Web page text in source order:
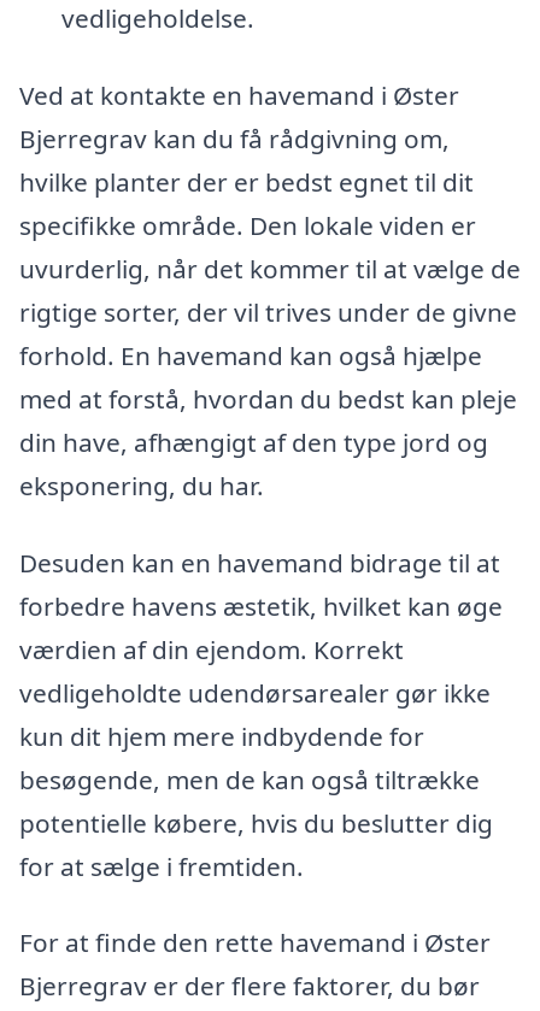
vedligeholdelse.
Ved at kontakte en havemand i Øster
Bjerregrav kan du få rådgivning om,
hvilke planter der er bedst egnet til dit
specifikke område. Den lokale viden er
uvurderlig, når det kommer til at vælge de
rigtige sorter, der vil trives under de givne
forhold. En havemand kan også hjælpe
med at forstå, hvordan du bedst kan pleje
din have, afhængigt af den type jord og
eksponering, du har.
Desuden kan en havemand bidrage til at
forbedre havens æstetik, hvilket kan øge
værdien af din ejendom. Korrekt
vedligeholdte udendørsarealer gør ikke
kun dit hjem mere indbydende for
besøgende, men de kan også tiltrække
potentielle købere, hvis du beslutter dig
for at sælge i fremtiden.
For at finde den rette havemand i Øster
Bjerregrav er der flere faktorer, du bør